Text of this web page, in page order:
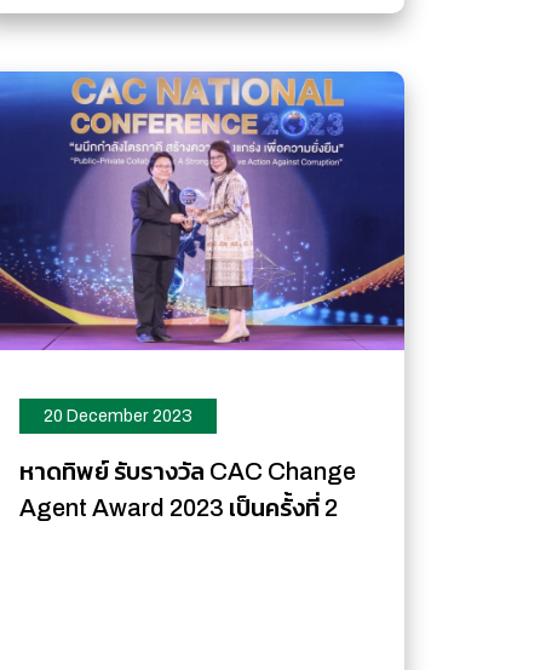
20 December 2023
หาดทิพย์ รับรางวัล CAC Change
Agent Award 2023 เป็นครั้งที่ 2